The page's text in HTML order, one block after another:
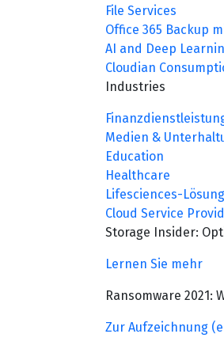
File Services
Office 365 Backup
AI and Deep
Cloudian
Industries
Medien &
Education
Healthcare
Lifesciences-
Cloud Service
Storage Insider:
Lernen Sie mehr
Ransomware 2021:
Zur Aufzeichnung